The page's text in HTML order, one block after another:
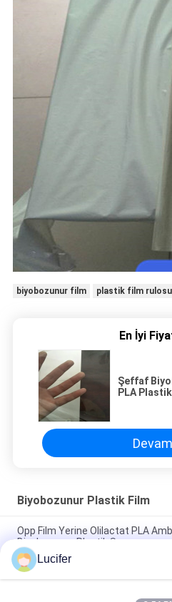
biyobozunur film plastik film rulosu
En İyi
Şeffaf
PLA
Biyobozunur Plastik Film
Opp Film Yerine Olilactat PLA
Biyobozunur Plastik Sargı
Çevre Koruma Biyobozunur Plastik
Şeffaf
Lucifer